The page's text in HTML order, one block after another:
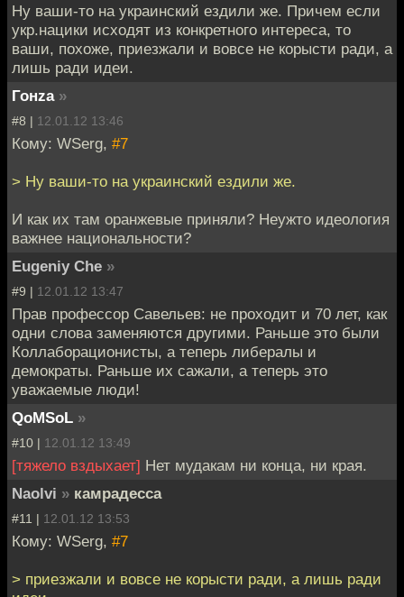
Ну ваши-то на украинский ездили же. Причем если
укр.нацики исходят из конкретного интереса, то
ваши, похоже, приезжали и вовсе не корысти ради, а
лишь ради идеи.
Гонzа »
#8 | 12.01.12 13:46
Кому: WSerg, #7
> Ну ваши-то на украинский ездили же.
И как их там оранжевые приняли? Неужто идеология
важнее национальности?
Eugeniy Che »
#9 | 12.01.12 13:47
Прав профессор Савельев: не проходит и 70 лет, как
одни слова заменяются другими. Раньше это были
Коллаборационисты, а теперь либералы и
демократы. Раньше их сажали, а теперь это
уважаемые люди!
QoMSoL »
#10 | 12.01.12 13:49
[тяжело вздыхает] Нет мудакам ни конца, ни края.
Naolvi » камрадесса
#11 | 12.01.12 13:53
Кому: WSerg, #7
> приезжали и вовсе не корысти ради, а лишь ради